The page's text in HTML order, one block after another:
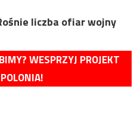
liczba ofiar wojny
WESPRZYJ PROJEKT